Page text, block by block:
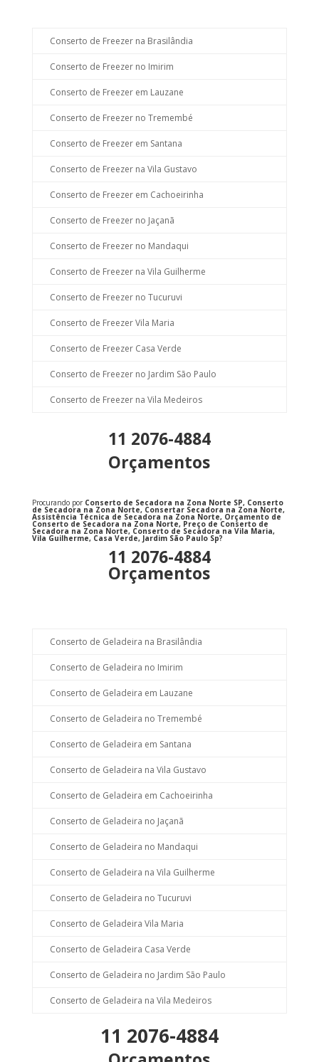
Conserto de Freezer na Brasilândia
Conserto de Freezer no Imirim
Conserto de Freezer em Lauzane
Conserto de Freezer no Tremembé
Conserto de Freezer em Santana
Conserto de Freezer na Vila Gustavo
Conserto de Freezer em Cachoeirinha
Conserto de Freezer no Jaçanã
Conserto de Freezer no Mandaqui
Conserto de Freezer na Vila Guilherme
Conserto de Freezer no Tucuruvi
Conserto de Freezer Vila Maria
Conserto de Freezer Casa Verde
Conserto de Freezer no Jardim São Paulo
Conserto de Freezer na Vila Medeiros
11 2076-4884
Orçamentos
Procurando por Conserto de Secadora na Zona Norte SP, Conserto
de Secadora na Zona Norte, Consertar Secadora na Zona Norte,
Assistência Técnica de Secadora na Zona Norte, Orçamento de
Conserto de Secadora na Zona Norte, Preço de Conserto de
Secadora na Zona Norte, Conserto de Secadora na Vila Maria,
Vila Guilherme, Casa Verde, Jardim São Paulo Sp?
11 2076-4884
Orçamentos
Conserto de Geladeira na Brasilândia
Conserto de Geladeira no Imirim
Conserto de Geladeira em Lauzane
Conserto de Geladeira no Tremembé
Conserto de Geladeira em Santana
Conserto de Geladeira na Vila Gustavo
Conserto de Geladeira em Cachoeirinha
Conserto de Geladeira no Jaçanã
Conserto de Geladeira no Mandaqui
Conserto de Geladeira na Vila Guilherme
Conserto de Geladeira no Tucuruvi
Conserto de Geladeira Vila Maria
Conserto de Geladeira Casa Verde
Conserto de Geladeira no Jardim São Paulo
Conserto de Geladeira na Vila Medeiros
11 2076-4884